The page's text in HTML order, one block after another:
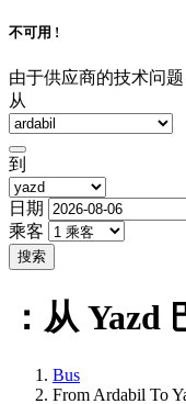
不可用 !
由于供应商的技术问
从
到
日期
乘客
搜索
：从 Yazd
Bus
From Ardabil To